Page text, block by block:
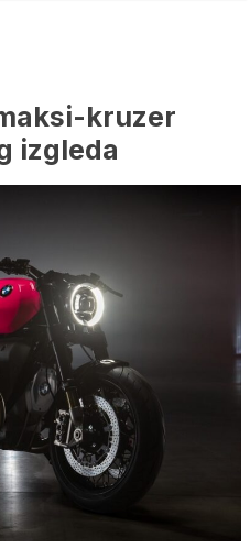
kruzer
izgleda